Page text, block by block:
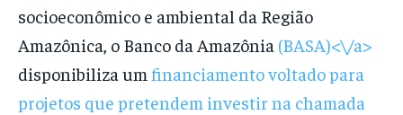
socioeconômico e ambiental da Região
Amazônica, o Banco da Amazônia (BASA)<\/a>
disponibiliza um financiamento voltado para
projetos que pretendem investir na chamada